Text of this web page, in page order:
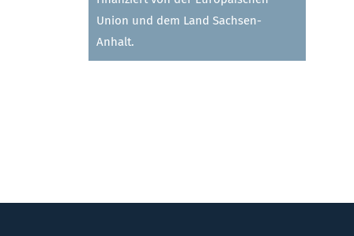
Union und dem Land Sachsen-
Anhalt.